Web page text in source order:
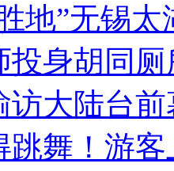
地”无锡
投身胡同
访大陆台
跳舞！游客